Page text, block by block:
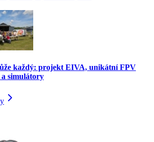
každý: projekt EIVA, unikátní FPV
a simulátory